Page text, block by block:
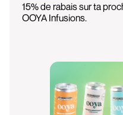
15% de rabais sur ta
OOYA Infusions.